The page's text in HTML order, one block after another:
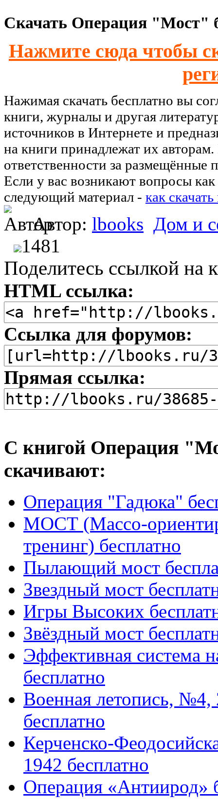
Скачать Операция "Мост"
Нажмите сюда чтобы
Нажимая скачать бесплатно вы
книги, журналы и другая
источников в Интернете и
на книги принадлежат их
ответственности за размещённые
Если у вас возникают вопросы как
следующий материал - как
Автор: lbooks Дом и
1481
Поделитесь ссылкой на
HTML ссылка:
Ссылка для форумов:
Прямая ссылка:
С книгой Операция
скачивают:
Операция "Гадюка"
МОСТ (Массо-
тренинг) бесплатно
Пылающий мост
Звездный мост
Игры Высоких
Звёздный мост
Эффективная
бесплатно
Военная летопись,
бесплатно
Керченско-
1942 бесплатно
Операция «Антиирод»